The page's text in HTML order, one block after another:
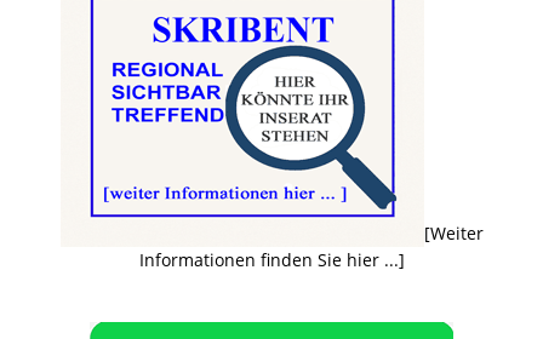
[Weiter
Informationen finden Sie hier ...]